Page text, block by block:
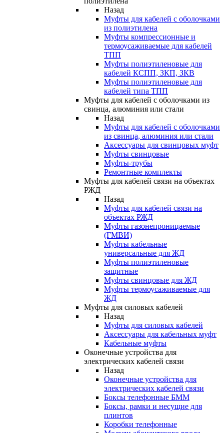
Назад
Муфты для кабелей с оболочками
из полиэтилена
Муфты компрессионные и
термоусаживаемые для кабелей
ТПП
Муфты полиэтиленовые для
кабелей КСПП, ЗКП, ЗКВ
Муфты полиэтиленовые для
кабелей типа ТПП
Муфты для кабелей с оболочками из
свинца, алюминия или стали
Назад
Муфты для кабелей с оболочками
из свинца, алюминия или стали
Аксессуары для свинцовых муфт
Муфты свинцовые
Муфты-трубы
Ремонтные комплекты
Муфты для кабелей связи на объектах
РЖД
Назад
Муфты для кабелей связи на
объектах РЖД
Муфты газонепроницаемые
(ГМВИ)
Муфты кабельные
универсальные для ЖД
Муфты полиэтиленовые
защитные
Муфты свинцовые для ЖД
Муфты термоусаживаемые для
ЖД
Муфты для силовых кабелей
Назад
Муфты для силовых кабелей
Аксессуары для кабельных муфт
Кабельные муфты
Оконечные устройства для
электрических кабелей связи
Назад
Оконечные устройства для
электрических кабелей связи
Боксы телефонные БММ
Боксы, рамки и несущие для
плинтов
Коробки телефонные